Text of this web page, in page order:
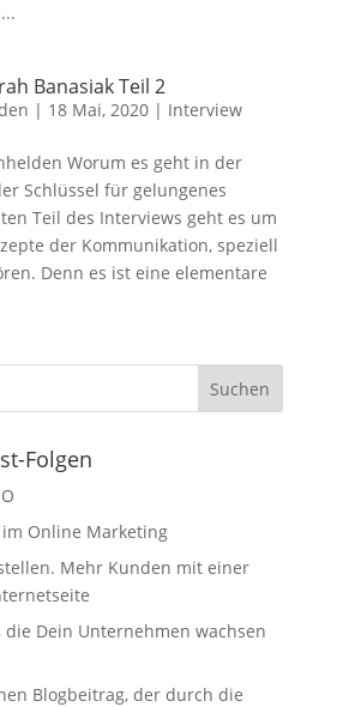
Banasiak Teil 2
| 18 Mai, 2020| Interview
Worum es geht in der
Schlüssel für gelungenes
Teil des Interviews geht es um
der Kommunikation, speziell
Denn es ist eine elementare
Folgen
Online Marketing
Mehr Kunden mit einer
die Dein Unternehmen wachsen
Blogbeitrag, der durch die